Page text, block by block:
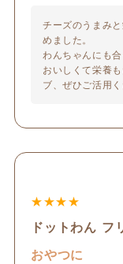
チーズのうまみ
めました。
わんちゃんにも
おいしくて栄養
ブ、ぜひご活用く
ドットわん フ
★★★★
おやつに